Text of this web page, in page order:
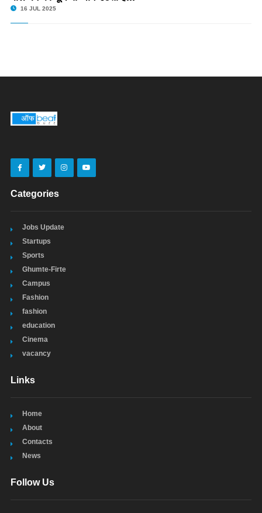
16 JUL 2025
Categories
Jobs Update
Startups
Sports
Ghumte-Firte
Campus
Fashion
fashion
education
Cinema
vacancy
Links
Home
About
Contacts
News
Follow Us